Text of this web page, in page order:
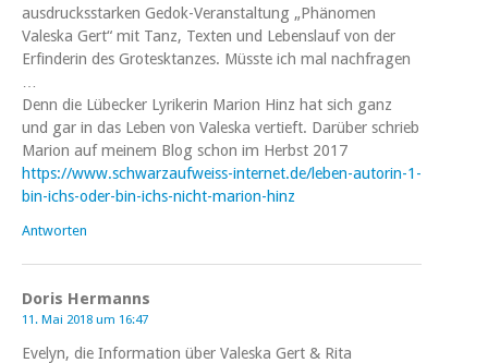
ausdrucksstarken Gedok-Veranstaltung „Phänomen
Valeska Gert“ mit Tanz, Texten und Lebenslauf von der
Erfinderin des Grotesktanzes. Müsste ich mal nachfragen
Denn die Lübecker Lyrikerin Marion Hinz hat sich ganz
und gar in das Leben von Valeska vertieft. Darüber schrieb
Marion auf meinem Blog schon im Herbst 2017
https://www.schwarzaufweiss-internet.de/leben-autorin-1-
bin-ichs-oder-bin-ichs-nicht-marion-hinz
Antworten
Doris Hermanns
11. Mai 2018 um 16:47
Evelyn, die Information über Valeska Gert & Rita